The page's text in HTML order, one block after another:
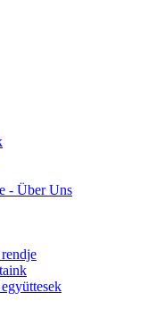
- Über Uns